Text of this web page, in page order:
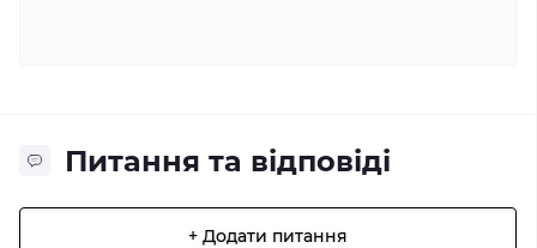
Питання та відповіді
+ Додати питання